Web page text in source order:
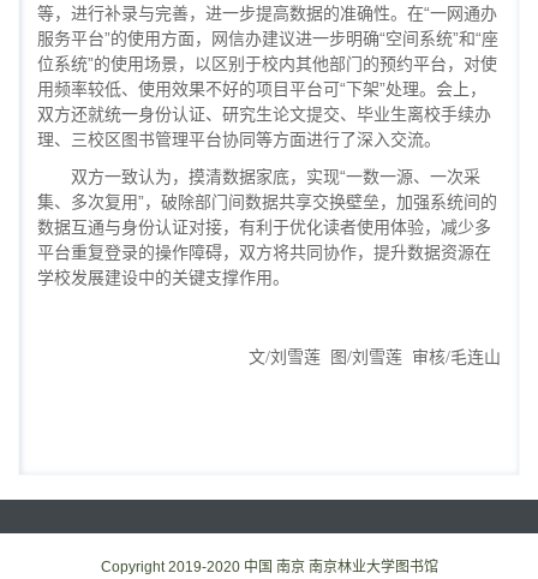
等，进行补录与完善，进一步提高数据的准确性。在“一网通办
服务平台”的使用方面，网信办建议进一步明确“空间系统”和“座
位系统”的使用场景，以区别于校内其他部门的预约平台，对使
用频率较低、使用效果不好的项目平台可“下架”处理。会上，
双方还就统一身份认证、研究生论文提交、毕业生离校手续办
理、三校区图书管理平台协同等方面进行了深入交流。
双方一致认为，摸清数据家底，实现“一数一源、一次采
集、多次复用”，破除部门间数据共享交换壁垒，加强系统间的
数据互通与身份认证对接，有利于优化读者使用体验，减少多
平台重复登录的操作障碍，双方将共同协作，提升数据资源在
学校发展建设中的关键支撑作用。
文/刘雪莲 图/刘雪莲 审核/毛连山
Copyright 2019-2020 中国 南京 南京林业大学图书馆